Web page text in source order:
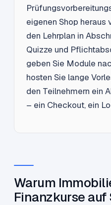
eigenen Shop heraus
den Lehrplan in
Quizze und
geben Sie Module
hosten Sie lange
den Teilnehmern ein
– ein Checkout, ein
Warum
Finanzkurse